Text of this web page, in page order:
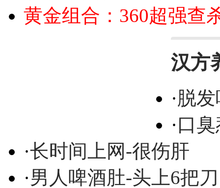
黄金组合：360超强查
汉方
·脱
·口
·长时间上网-很伤肝
·男人啤酒肚-头上6把刀